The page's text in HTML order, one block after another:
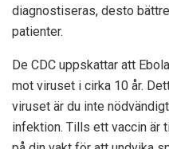
diagnostiseras, desto
patienter.
De CDC uppskattar att
mot viruset i cirka 10 år.
viruset är du inte
infektion. Tills ett vaccin är